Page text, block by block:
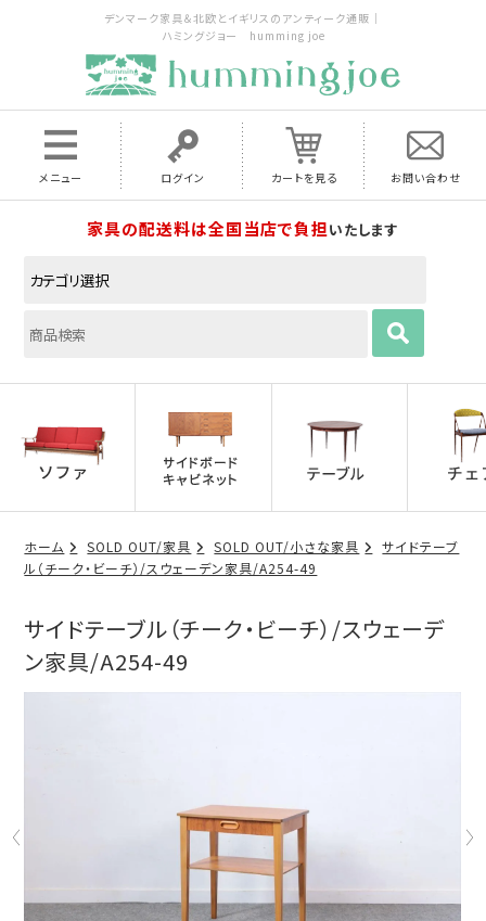
デンマーク家具＆北欧とイギリスのアンティーク通販｜
ハミングジョー humming joe
メニュー ログイン カートを見る お問い合わせ
家具の配送料は全国当店で負担いたします
ホーム SOLD OUT/家具 SOLD OUT/小さな家具
サイドテーブ
ル（チーク・ビーチ）/スウェーデン家具/A254-49
サイドテーブル（チーク・ビーチ）/スウェーデ
ン家具/A254-49